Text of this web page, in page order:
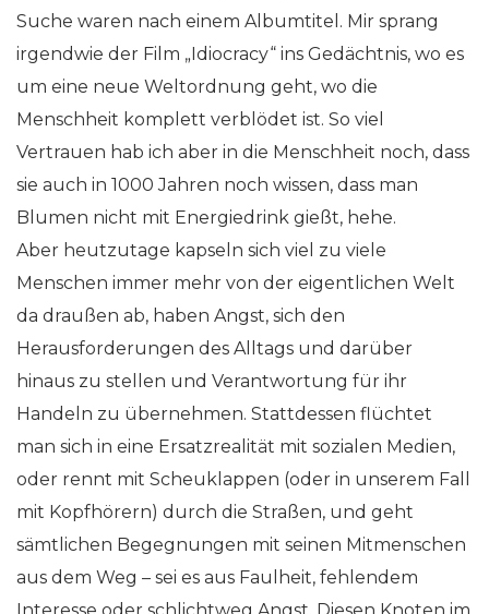
Suche waren nach einem Albumtitel. Mir sprang
irgendwie der Film „Idiocracy“ ins Gedächtnis, wo es
um eine neue Weltordnung geht, wo die
Menschheit komplett verblödet ist. So viel
Vertrauen hab ich aber in die Menschheit noch, dass
sie auch in 1000 Jahren noch wissen, dass man
Blumen nicht mit Energiedrink gießt, hehe.
Aber heutzutage kapseln sich viel zu viele
Menschen immer mehr von der eigentlichen Welt
da draußen ab, haben Angst, sich den
Herausforderungen des Alltags und darüber
hinaus zu stellen und Verantwortung für ihr
Handeln zu übernehmen. Stattdessen flüchtet
man sich in eine Ersatzrealität mit sozialen Medien,
oder rennt mit Scheuklappen (oder in unserem Fall
mit Kopfhörern) durch die Straßen, und geht
sämtlichen Begegnungen mit seinen Mitmenschen
aus dem Weg – sei es aus Faulheit, fehlendem